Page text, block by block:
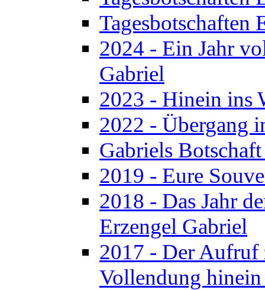
Tagesbotschaften
2024 - Ein Jahr
Gabriel
2023 - Hinein ins
2022 - Übergang
Gabriels
2019 - Eure
2018 - Das Jahr
Erzengel Gabriel
2017 - Der Aufruf
Vollendung